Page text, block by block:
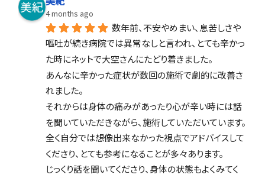
4 months ago
数年前、不安やめまい、息苦しさや
嘔吐が続き病院では異常なしと言われ、とても辛かっ
た時にネットで大空さんにたどり着きました。
あんなに辛かった症状が数回の施術で劇的に改善さ
れました。
それからは身体の痛みがあったり心が辛い時には話
を聞いていただきながら、施術していただいています。
全く自分では想像出来なかった視点でアドバイスして
くださり、とても参考になることが多々あります。
じっくり話を聞いてくださり、身体の状態もよくみてく